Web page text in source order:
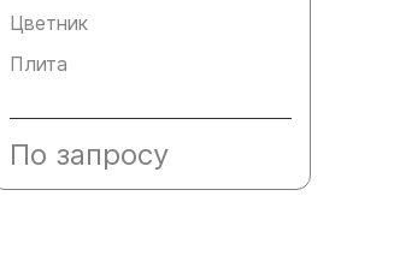
Цветник
Плита
По запросу